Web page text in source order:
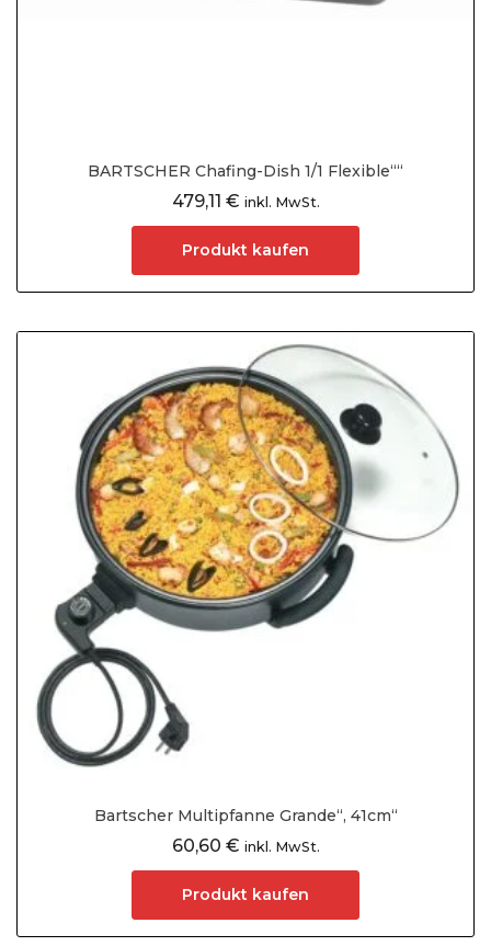
BARTSCHER Chafing-Dish 1/1 Flexible““
479,11 € inkl. MwSt.
Produkt kaufen
Bartscher Multipfanne Grande“, 41cm“
60,60 € inkl. MwSt.
Produkt kaufen